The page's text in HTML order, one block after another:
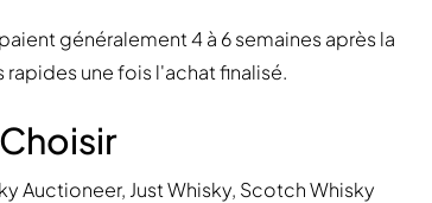
généralement 4 à 6 semaines après la
une fois l'achat finalisé.
Auctioneer, Just Whisky, Scotch Whisky